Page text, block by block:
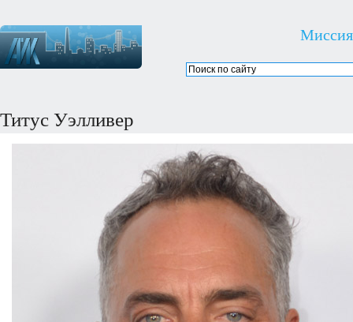
Миссия
Титус Уэлливер